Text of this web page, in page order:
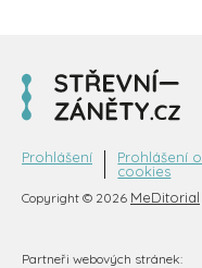
Copyright © 2026 MeDitorial
Prohlášení
Prohlášení o
cookies
Partneři webových stránek: